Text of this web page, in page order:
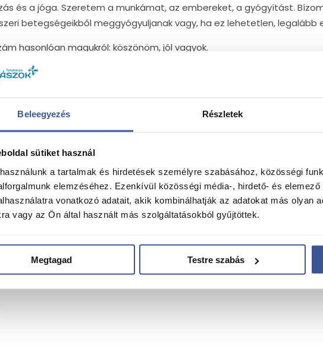
Beleegyezés Részletek
sütiket használ
a tartalmak és hirdetések személyre szabásához, közösségi
elemzéséhez. Ezenkívül közösségi média-, hirdető- és
vonatkozó adatait, akik kombinálhatják az adatokat más olyan
vagy az Ön által használt más szolgáltatásokból gyűjtöttek.
Megtagad Testre szabás
és a jóga. Szeretem a munkámat, az embereket, a gyógyítást.
betegségeikből meggyógyuljanak vagy, ha ez lehetetlen,
hasonlóan magukról: köszönöm, jól vagyok.
óráig